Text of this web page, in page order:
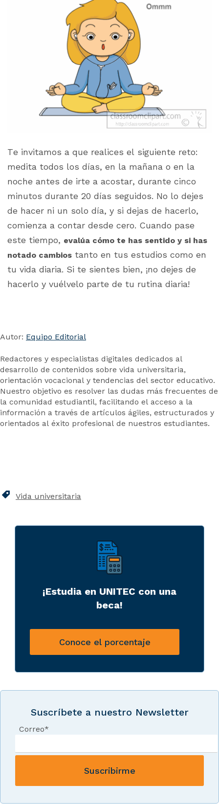
Te invitamos a que realices el siguiente reto:
medita todos los días, en la mañana o en la
noche antes de irte a acostar, durante cinco
minutos durante 20 días seguidos. No lo dejes
de hacer ni un solo día, y si dejas de hacerlo,
comienza a contar desde cero. Cuando pase
este tiempo, evalúa cómo te has sentido y si has
notado cambios tanto en tus estudios como en
tu vida diaria. Si te sientes bien, ¡no dejes de
hacerlo y vuélvelo parte de tu rutina diaria!
Autor: Equipo Editorial
Redactores y especialistas digitales dedicados al
desarrollo de contenidos sobre vida universitaria,
orientación vocacional y tendencias del sector educativo.
Nuestro objetivo es resolver las dudas más frecuentes de
la comunidad estudiantil, facilitando el acceso a la
información a través de artículos ágiles, estructurados y
orientados al éxito profesional de nuestros estudiantes.
Vida universitaria
¡Estudia en UNITEC con una
beca!
Conoce el porcentaje
Suscríbete a nuestro Newsletter
Correo*